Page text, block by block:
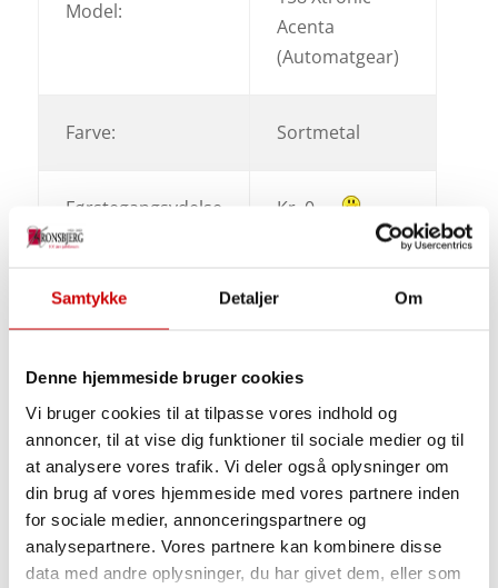
Samtykke Detaljer Om
Denne hjemmeside bruger cookies
Vi bruger cookies til at tilpasse vores indhold og
annoncer, til at vise dig funktioner til sociale medier og til
at analysere vores trafik. Vi deler også oplysninger om
din brug af vores hjemmeside med vores partnere inden
for sociale medier, annonceringspartnere og
analysepartnere. Vores partnere kan kombinere disse
data med andre oplysninger, du har givet dem, eller som
Model:
Acenta
(Automatgear)
Farve: Sortmetal
Førstegangsydelse Kr. 0
Samlede pris: Kr. 51.096
Forventet levering: Omgående